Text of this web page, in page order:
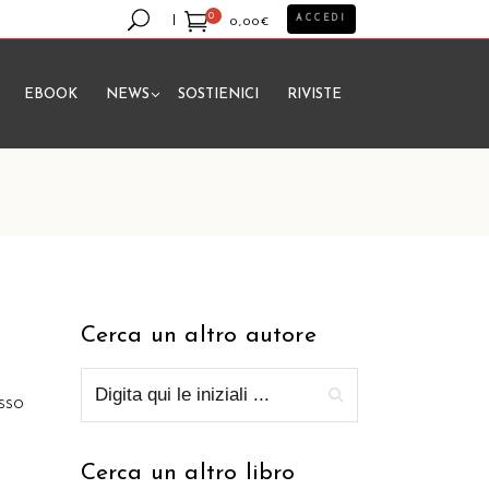
0
0,00€
prodotto nel carrello.
ACCEDI
EBOOK NEWS SOSTIENICI RIVISTE
Cerca un altro autore
Cerca un altro libro